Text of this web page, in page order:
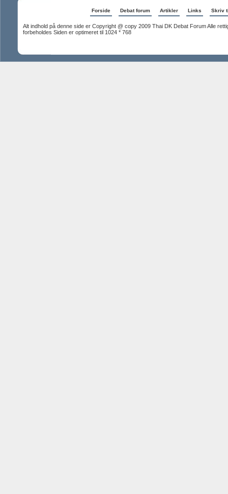
Forside Debat forum Artikler Links Skriv
Alt indhold på denne side er Copyright @ copy 2009 Thai DK Debat Forum Alle
forbeholdes Siden er optimeret til 1024 * 768